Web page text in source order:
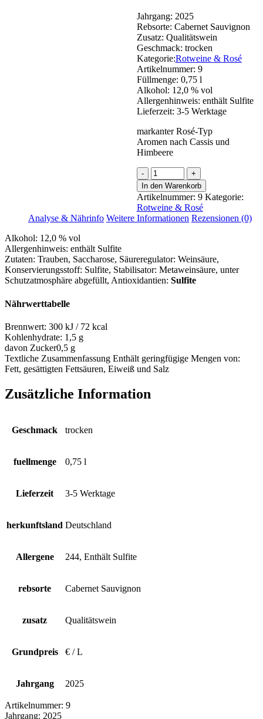
Jahrgang: 2025
Rebsorte: Cabernet Sauvignon
Zusatz: Qualitätswein
Geschmack: trocken
Kategorie:Rotweine & Rosé
Artikelnummer: 9
Füllmenge: 0,75 l
Alkohol: 12,0 % vol
Allergenhinweis: enthält Sulfite
Lieferzeit: 3-5 Werktage
markanter Rosé-Typ
Aromen nach Cassis und
Himbeere
Cabernet
Sauvignon
Rosé
Menge
In den Warenkorb
Artikelnummer: 9 Kategorie:
Rotweine & Rosé
Analyse & Nährinfo Weitere Informationen Rezensionen (0)
Alkohol: 12,0 % vol
Allergenhinweis: enthält Sulfite
Zutaten: Trauben, Saccharose, Säureregulator: Weinsäure,
Konservierungsstoff: Sulfite, Stabilisator: Metaweinsäure, unter
Schutzatmosphäre abgefüllt, Antioxidantien: Sulfite
Nährwerttabelle
Brennwert: 300 kJ / 72 kcal
Kohlenhydrate: 1,5 g
davon Zucker0,5 g
Textliche Zusammenfassung Enthält geringfügige Mengen von:
Fett, gesättigten Fettsäuren, Eiweiß und Salz
Zusätzliche Information
Geschmack trocken
fuellmenge 0,75 l
Lieferzeit 3-5 Werktage
herkunftsland Deutschland
Allergene 244, Enthält Sulfite
rebsorte Cabernet Sauvignon
zusatz Qualitätswein
Grundpreis € / L
Jahrgang 2025
Artikelnummer: 9
Jahrgang: 2025